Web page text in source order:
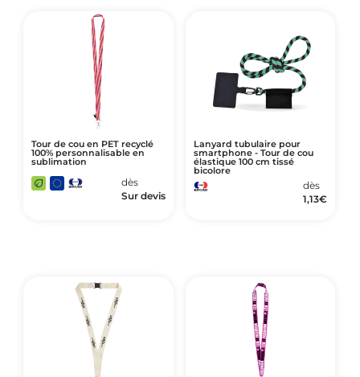
Tour de cou en PET recyclé
100% personnalisable en
sublimation
dès
Sur devis
Lanyard tubulaire pour
smartphone - Tour de cou
élastique 100 cm tissé
bicolore
dès
1,13€